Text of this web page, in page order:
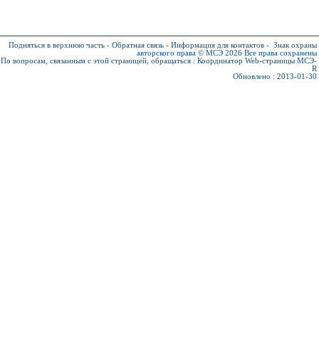
Подняться в верхнюю часть - Обратная связь - Информация для контактов - Знак охраны
авторского права © МСЭ 2026 Все права сохранены
По вопросам, связанным с этой страницей, обращаться : Координатор Web-страницы МСЭ-
R
Обновлено : 2013-01-30